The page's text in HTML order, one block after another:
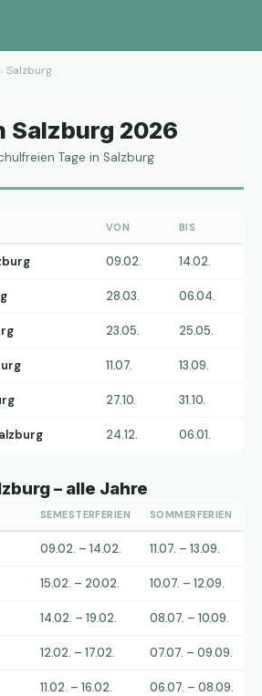
› Salzburg
Salzburg 2026
Tage in Salzburg
VON BIS
09.02. 14.02.
28.03. 06.04.
23.05. 25.05.
11.07. 13.09.
27.10. 31.10.
24.12. 06.01.
– alle Jahre
SEMESTERFERIEN SOMMERFERIEN
09.02. – 14.02. 11.07. – 13.09.
15.02. – 20.02. 10.07. – 12.09.
14.02. – 19.02. 08.07. – 10.09.
12.02. – 17.02. 07.07. – 09.09.
11.02. – 16.02. 06.07. – 08.09.